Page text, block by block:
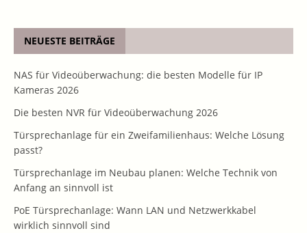
NEUESTE BEITRÄGE
NAS für Videoüberwachung: die besten Modelle für IP
Kameras 2026
Die besten NVR für Videoüberwachung 2026
Türsprechanlage für ein Zweifamilienhaus: Welche Lösung
passt?
Türsprechanlage im Neubau planen: Welche Technik von
Anfang an sinnvoll ist
PoE Türsprechanlage: Wann LAN und Netzwerkkabel
wirklich sinnvoll sind